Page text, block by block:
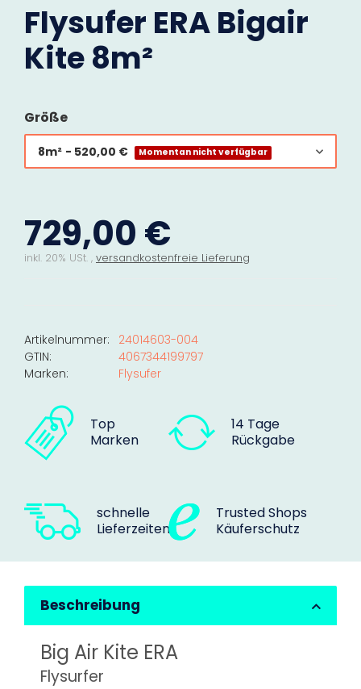
Flysufer ERA Bigair
Kite 8m²
Größe
8m² - 520,00 € Momentan nicht verfügbar
729,00 €
inkl. 20% USt. , versandkostenfreie Lieferung
Artikelnummer:
24014603-004
GTIN:
4067344199797
Marken:
Flysufer
Top
Marken
14 Tage
Rückgabe
schnelle
Lieferzeiten
Trusted Shops
Käuferschutz
Beschreibung
Big Air Kite ERA
Flysurfer